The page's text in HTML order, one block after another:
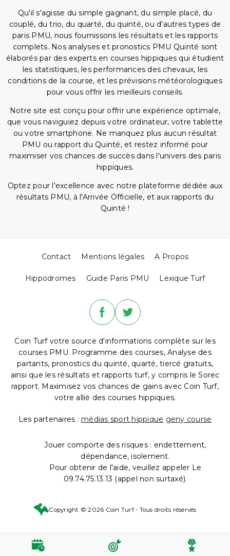
Qu'il s'agisse du simple gagnant, du simple placé, du
couplé, du trio, du quarté, du quinté, ou d'autres types de
paris PMU, nous fournissons les résultats et les rapports
complets. Nos analyses et pronostics PMU Quinté sont
élaborés par des experts en courses hippiques qui étudient
les statistiques, les performances des chevaux, les
conditions de la course, et les prévisions météorologiques
pour vous offrir les meilleurs conseils.
Notre site est conçu pour offrir une expérience optimale,
que vous naviguiez depuis votre ordinateur, votre tablette
ou votre smartphone. Ne manquez plus aucun résultat
PMU ou rapport du Quinté, et restez informé pour
maximiser vos chances de succès dans l'univers des paris
hippiques.
Optez pour l'excellence avec notre plateforme dédiée aux
résultats PMU, à l'Arrivée Officielle, et aux rapports du
Quinté !
Contact Mentions légales A Propos
Hippodromes Guide Paris PMU Lexique Turf
Coin Turf votre source d'informations complète sur les
courses PMU. Programme des courses, Analyse des
partants, pronostics du quinté, quarté, tiercé gratuits,
ainsi que les résultats et rapports turf, y compris le Sorec
rapport. Maximisez vos chances de gains avec Coin Turf,
votre allié des courses hippiques.
Les partenaires : médias sport hippique geny course
Jouer comporte des risques : endettement,
dépendance, isolement.
Pour obtenir de l'aide, veuillez appeler Le
09.74.75.13.13 (appel non surtaxé).
Copyright © 2026 Coin Turf - Tous droits réservés